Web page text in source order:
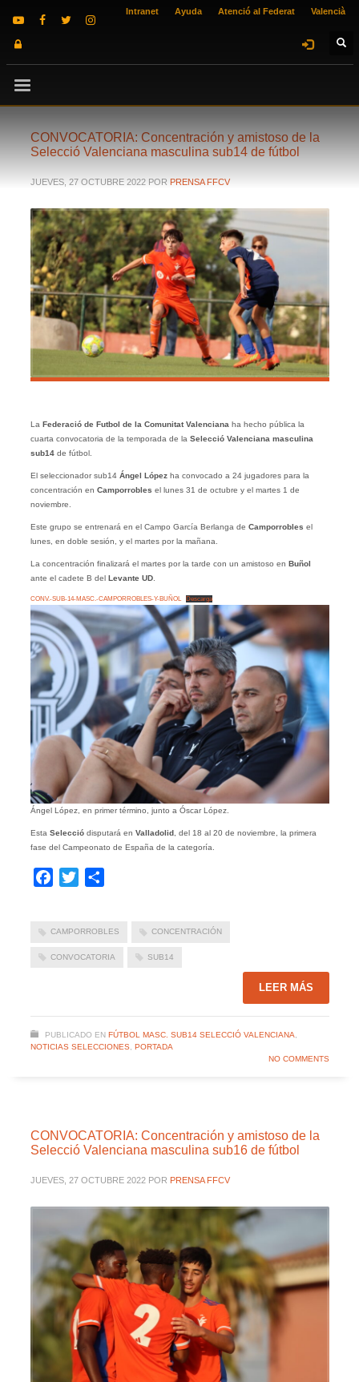
Intranet Ayuda Atenció al Federat Valencià
CONVOCATORIA: Concentración y amistoso de la
Selecció Valenciana masculina sub14 de fútbol
JUEVES, 27 OCTUBRE 2022 POR PRENSA FFCV
La Federació de Futbol de la Comunitat Valenciana ha hecho pública la
cuarta convocatoria de la temporada de la Selecció Valenciana masculina
sub14de fútbol.
El seleccionador sub14Ángel Lópezha convocado a 24 jugadores para la
concentración en Camporrobles el lunes 31 de octubre y el martes 1 de
noviembre.
Este grupo se entrenará en el Campo García Berlanga de Camporrobles el
lunes, en doble sesión, y el martes por la mañana.
La concentración finalizará el martes por la tarde con un amistoso en Buñol
ante el cadete B del Levante UD.
CONV.-SUB-14-MASC.-CAMPORROBLES-Y-BUÑOL Descarga
Ángel López, en primer término, junto a Óscar López.
Esta Selecciódisputará en Valladolid , del 18 al 20 de noviembre, la primera
fase del Campeonato de España de la categoría.
Facebook
Twitter
CAMPORROBLES CONCENTRACIÓN
CONVOCATORIA SUB14
LEER MÁS
PUBLICADO EN FÚTBOL MASC. SUB14 SELECCIÓ VALENCIANA
NOTICIAS SELECCIONES, PORTADA
NO COMMENTS
CONVOCATORIA: Concentración y amistoso de la
Selecció Valenciana masculina sub16 de fútbol
JUEVES, 27 OCTUBRE 2022 POR PRENSA FFCV